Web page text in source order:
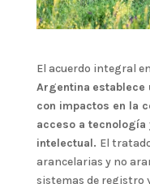
El acuerdo integral
Argentina establece
con impactos en la
acceso a
intelectual. El
arancelarias y no
sistemas de registro